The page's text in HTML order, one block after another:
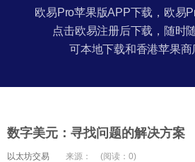
欧易Pro苹果版APP下载，欧易
点击欧易注册后下载，随时
可本地下载和香港苹果商
数字美元：寻找问题的解决方案
以太坊交易 来源： (阅读：0)